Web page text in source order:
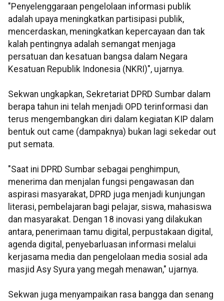
"Penyelenggaraan pengelolaan informasi publik
adalah upaya meningkatkan partisipasi publik,
mencerdaskan, meningkatkan kepercayaan dan tak
kalah pentingnya adalah semangat menjaga
persatuan dan kesatuan bangsa dalam Negara
Kesatuan Republik Indonesia (NKRI)", ujarnya.
Sekwan ungkapkan, Sekretariat DPRD Sumbar dalam
berapa tahun ini telah menjadi OPD terinformasi dan
terus mengembangkan diri dalam kegiatan KIP dalam
bentuk out came (dampaknya) bukan lagi sekedar out
put semata.
"Saat ini DPRD Sumbar sebagai penghimpun,
menerima dan menjalan fungsi pengawasan dan
aspirasi masyarakat, DPRD juga menjadi kunjungan
literasi, pembelajaran bagi pelajar, siswa, mahasiswa
dan masyarakat. Dengan 18 inovasi yang dilakukan
antara, penerimaan tamu digital, perpustakaan digital,
agenda digital, penyebarluasan informasi melalui
kerjasama media dan pengelolaan media sosial ada
masjid Asy Syura yang megah menawan," ujarnya.
Sekwan juga menyampaikan rasa bangga dan senang